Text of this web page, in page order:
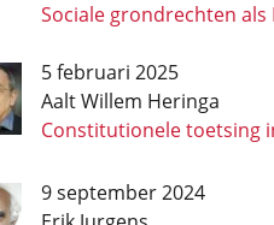
Sociale grondrechten
5 februari 2025
Aalt Willem Heringa
Constitutionele toetsing
9 september 2024